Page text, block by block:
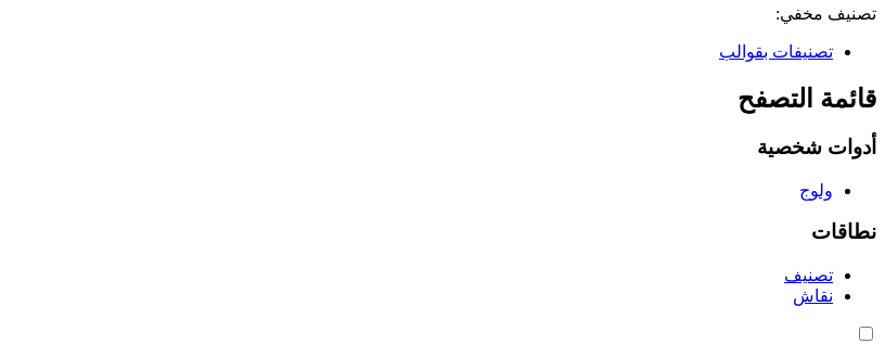
تصنيف مخفي:
تصنيفات بقوالب
قائمة التصفح
أدوات شخصية
ولوج
نطاقات
تصنيف
نقاش